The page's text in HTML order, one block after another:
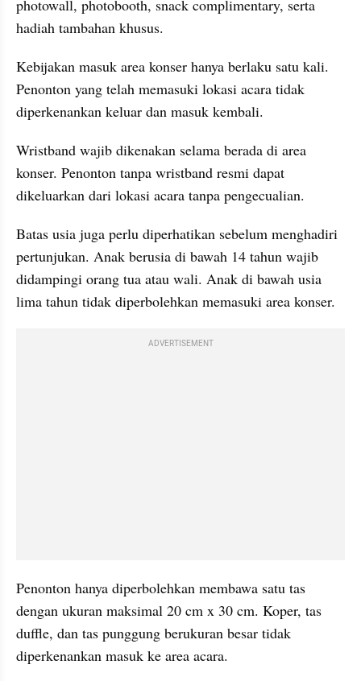
photowall, photobooth, snack complimentary, serta
hadiah tambahan khusus.
Kebijakan masuk area konser hanya berlaku satu kali.
Penonton yang telah memasuki lokasi acara tidak
diperkenankan keluar dan masuk kembali.
Wristband wajib dikenakan selama berada di area
konser. Penonton tanpa wristband resmi dapat
dikeluarkan dari lokasi acara tanpa pengecualian.
Batas usia juga perlu diperhatikan sebelum menghadiri
pertunjukan. Anak berusia di bawah 14 tahun wajib
didampingi orang tua atau wali. Anak di bawah usia
lima tahun tidak diperbolehkan memasuki area konser.
ADVERTISEMENT
Penonton hanya diperbolehkan membawa satu tas
dengan ukuran maksimal 20 cm x 30 cm. Koper, tas
duffle, dan tas punggung berukuran besar tidak
diperkenankan masuk ke area acara.